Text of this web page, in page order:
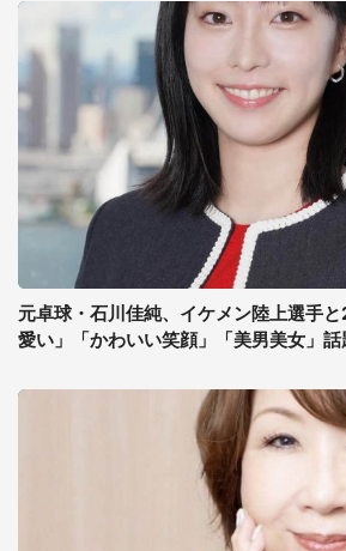
元卓球・石川佳純、イケメン陸上選手
愛い」「かわいい笑顔」「美男美女」話